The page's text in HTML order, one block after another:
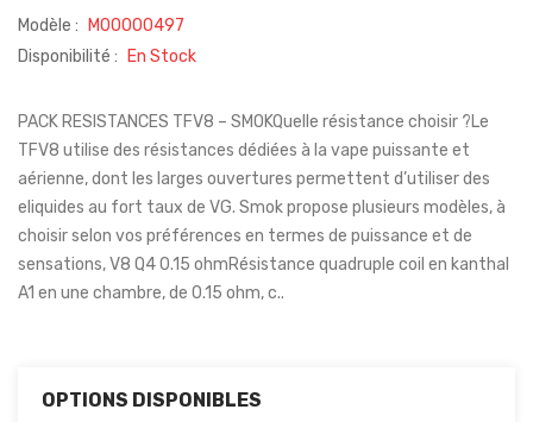
Modèle :
M00000497
Disponibilité :
En Stock
PACK RESISTANCES TFV8 – SMOKQuelle résistance choisir ?Le
TFV8 utilise des résistances dédiées à la vape puissante et
aérienne, dont les larges ouvertures permettent d’utiliser des
eliquides au fort taux de VG. Smok propose plusieurs modèles, à
choisir selon vos préférences en termes de puissance et de
sensations, V8 Q4 0.15 ohmRésistance quadruple coil en kanthal
A1 en une chambre, de 0.15 ohm, c..
OPTIONS DISPONIBLES